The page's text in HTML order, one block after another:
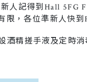
人記得到Hall 5FG
限，各位準新人快
酒精搓手液及定時